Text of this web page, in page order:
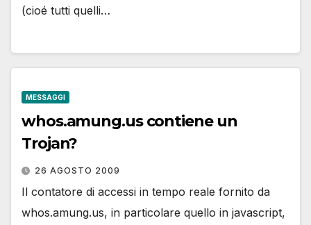
(cioé tutti quelli…
MESSAGGI
whos.amung.us contiene un
Trojan?
26 AGOSTO 2009
Il contatore di accessi in tempo reale fornito da
whos.amung.us, in particolare quello in javascript,